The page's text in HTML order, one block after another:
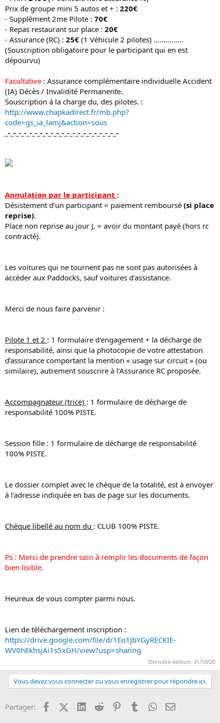
Prix de groupe mini 5 autos et + : 220€
- Supplément 2me Pilote : 70€
- Repas restaurant sur place : 20€
- Assurance (RC) : 25€ (1 Véhicule 2 pilotes) …..…….…
(Souscription obligatoire pour le participant qui en est
dépourvu)
Facultative : Assurance complémentaire individuelle Accident
(IA) Décès / Invalidité Permanente.
Souscription à la charge du, des pilotes. :
http://www.chapkadirect.fr/mb.php?
code=gs_ia_lamj&action=sous
_-_-_-_-_-_-_-_-_-_-_-_-_-_-_-_-_-_-_-_-_-
Annulation par le participant :
Désistement d’un participant = paiement remboursé (si place
reprise).
Place non reprise au jour J, = avoir du montant payé (hors rc
contracté).
Les voitures qui ne tournent pas ne sont pas autorisées à
accéder aux Paddocks, sauf voitures d'assistance.
Merci de nous faire parvenir :
Pilote 1 et 2 : 1 formulaire d'engagement + la décharge de
responsabilité, ainsi que la photocopie de votre attestation
d’assurance comportant la mention « usage sur circuit » (ou
similaire), autrement souscrire à l’Assurance RC proposée.
Accompagnateur (trice) : 1 formulaire de décharge de
responsabilité 100% PISTE.
Session fille : 1 formulaire de décharge de responsabilité
100% PISTE.
Le dossier complet avec le chèque de la totalité, est à envoyer
à l'adresse indiquée en bas de page sur les documents.
Chèque libellé au nom du : CLUB 100% PISTE.
Ps : Merci de prendre soin à remplir les documents de façon
bien lisible.
Heureux de vous compter parmi nous.
Lien de téléchargement inscription :
https://drive.google.com/file/d/1Eo1JbYGyRECKIE-
WV0hEkhsjAi1s5xGH/view?usp=sharing
Dernière édition: 31/10/20
Vous devez vous connecter ou vous enregistrer pour répondre ici.
Partager: FacebookX (Twitter)
LinkedInReddit PinterestTumblrWhatsApp
Email